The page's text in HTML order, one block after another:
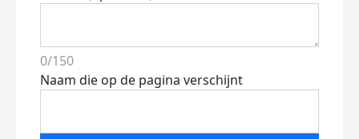
0/150
Naam die op de pagina verschijnt